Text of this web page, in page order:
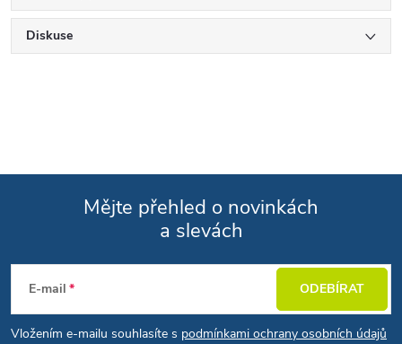
Diskuse
Mějte přehled o novinkách
a slevách
E-mail
Vložením e-mailu souhlasíte s podmínkami ochrany osobních údajů
ODEBÍRAT